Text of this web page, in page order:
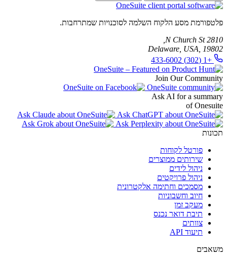
פלטפורמת מסע הלקוח השלמה לסוכנויות שמתרחבות.
2810 N Church St,
Delaware, USA, 19802
+1 (302) 433-6002
Join Our Community
Ask AI for a summary
of Onesuite
תכונות
פורטל לקוחות
שירותים ממוצרים
ניהול לידים
ניהול פרויקטים
מסמכים וחתימה אלקטרונית
חיוב וחשבוניות
מעקב זמן
תיבת דואר נכנס
צוותים
תיעוד API
משאבים